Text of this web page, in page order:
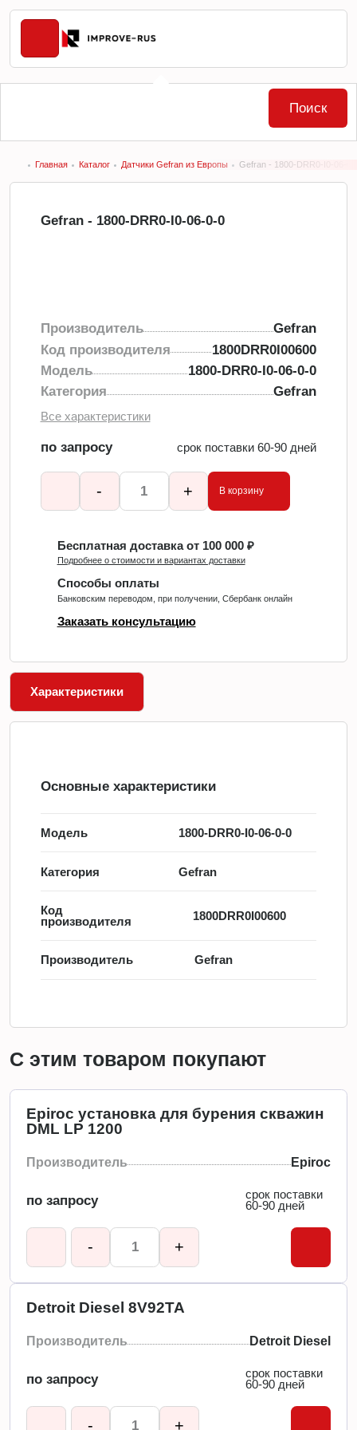
Главная Каталог Датчики Gefran из Европы Gefran - 1800-DRR0-I0-06-0-
Gefran - 1800-DRR0-I0-06-0-0
Производитель
Gefran
Код производителя
1800DRR0I00600
Модель
1800-DRR0-I0-06-0-0
Категория
Gefran
Все характеристики
по запросу срок поставки 60-90 дней
- + В корзину
Бесплатная доставка от 100 000 ₽
Подробнее о стоимости и вариантах доставки
Способы оплаты
Банковским переводом, при получении, Сбербанк онлайн
Заказать консультацию
Характеристики
Основные характеристики
Модель 1800-DRR0-I0-06-0-0
Категория Gefran
Код
производителя
1800DRR0I00600
Производитель Gefran
С этим товаром покупают
Epiroc установка для бурения скважин
DML LP 1200
Производитель Epiroc
по запросу
срок поставки
60-90 дней
- +
Detroit Diesel 8V92TA
Производитель Detroit Diesel
по запросу
срок поставки
60-90 дней
- +
Поиск